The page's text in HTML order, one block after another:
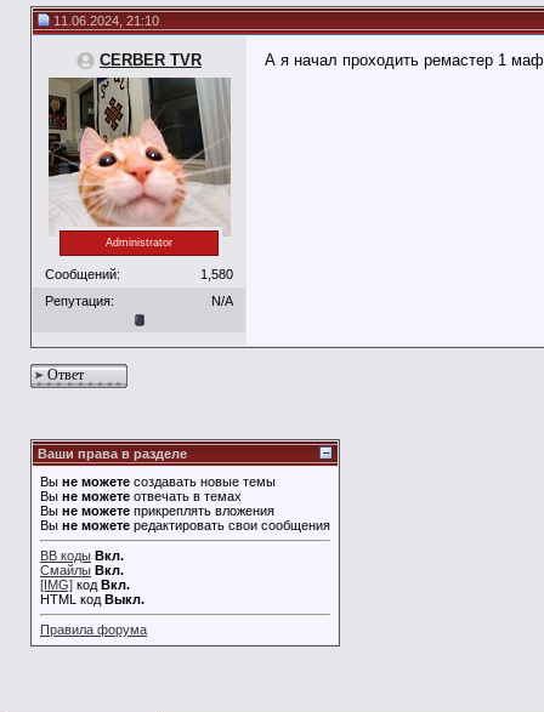
11.06.2024, 21:10
CERBER TVR
Administrator
Сообщений:
1,580
Репутация:
N/A
А я начал проходить ремастер 1
Ответ
Ваши права в разделе
Вы не можете создавать новые темы
Вы не можете отвечать в темах
Вы не можете прикреплять вложения
Вы не можете редактировать свои сообщения
BB коды Вкл.
Смайлы Вкл.
[IMG] код Вкл.
HTML код Выкл.
Правила форума